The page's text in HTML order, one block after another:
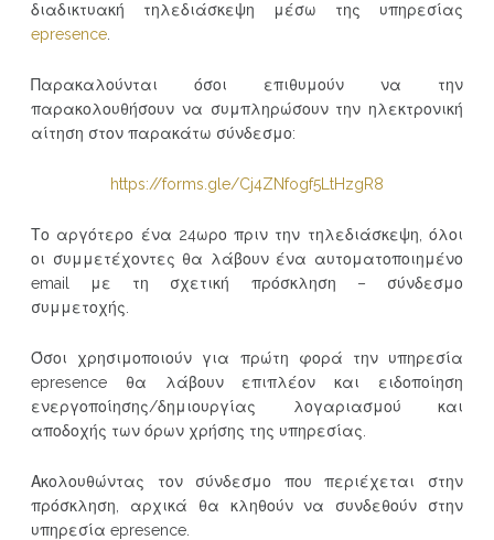
διαδικτυακή τηλεδιάσκεψη μέσω της υπηρεσίας
epresence.
Παρακαλούνται όσοι επιθυμούν να την
παρακολουθήσουν να συμπληρώσουν την ηλεκτρονική
αίτηση στον παρακάτω σύνδεσμο:
https://forms.gle/Cj4ZNfogf5LtHzgR8
Το αργότερο ένα 24ωρο πριν την τηλεδιάσκεψη, όλοι
οι συμμετέχοντες θα λάβουν ένα αυτοματοποιημένο
email με τη σχετική πρόσκληση – σύνδεσμο
συμμετοχής.
Όσοι χρησιμοποιούν για πρώτη φορά την υπηρεσία
epresence θα λάβουν επιπλέον και ειδοποίηση
ενεργοποίησης/δημιουργίας λογαριασμού και
αποδοχής των όρων χρήσης της υπηρεσίας.
Ακολουθώντας τον σύνδεσμο που περιέχεται στην
πρόσκληση, αρχικά θα κληθούν να συνδεθούν στην
υπηρεσία epresence.